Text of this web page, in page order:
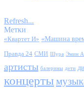
Refresh...
Метки
«Квартет И» «Машина
Правда 24 СМИ Шура Эмин
артисты балерины дети
концерты